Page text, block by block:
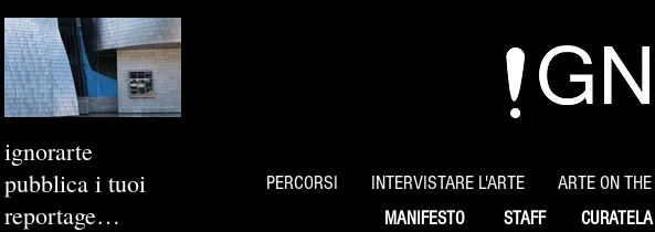
ignorarte
pubblica i tuoi
reportage
PERCORSI INTERVISTARE L'ARTE ARTE ON
MANIFESTO STAFF CURATELA